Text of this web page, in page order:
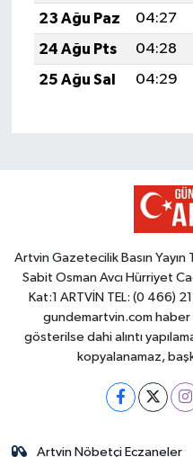
23 Ağu Paz
04:27
24 Ağu Pts
04:28
25 Ağu Sal
04:29
Artvin Gazetecilik Basın
Sabit Osman Avcı Hürriyet
Kat:1 ARTVİN TEL: (0 466)
gundemartvin.com
gösterilse dahi alıntı
kopyalanamaz,
Artvin Nöbetçi Eczaneler